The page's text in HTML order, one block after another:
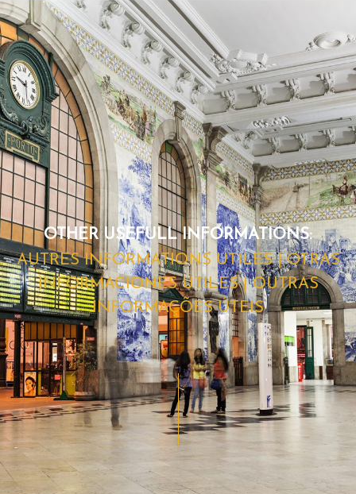
OTHER USEFULL INFORMATIONS:
AUTRES INFORMATIONS UTILES | OTRAS
INFORMACIONES ÚTILES | OUTRAS
INFORMAÇÕES ÚTEIS